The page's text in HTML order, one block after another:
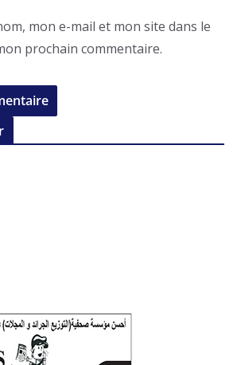
mon e-mail et mon site dans le
prochain commentaire.